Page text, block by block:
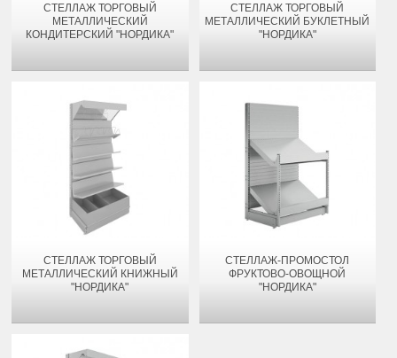
СТЕЛЛАЖ ТОРГОВЫЙ
МЕТАЛЛИЧЕСКИЙ
КОНДИТЕРСКИЙ "НОРДИКА"
СТЕЛЛАЖ ТОРГОВЫЙ
МЕТАЛЛИЧЕСКИЙ БУКЛЕТНЫЙ
"НОРДИКА"
СТЕЛЛАЖ ТОРГОВЫЙ
МЕТАЛЛИЧЕСКИЙ КНИЖНЫЙ
"НОРДИКА"
СТЕЛЛАЖ-ПРОМОСТОЛ
ФРУКТОВО-ОВОЩНОЙ
"НОРДИКА"